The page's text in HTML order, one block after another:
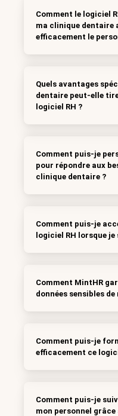
Comment le logiciel
ma clinique dentaire
efficacement le
Quels avantages
dentaire peut-elle
logiciel RH ?
Comment puis-je
pour répondre aux
clinique dentaire ?
Comment puis-je
logiciel RH lorsque
Comment MintHR
données sensibles
Comment puis-je
efficacement ce
Comment puis-je
mon personnel grâce